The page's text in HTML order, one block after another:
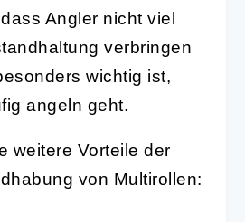
Angler nicht viel
verbringen
wichtig ist,
angeln geht.
weitere Vorteile der
von Multirollen: